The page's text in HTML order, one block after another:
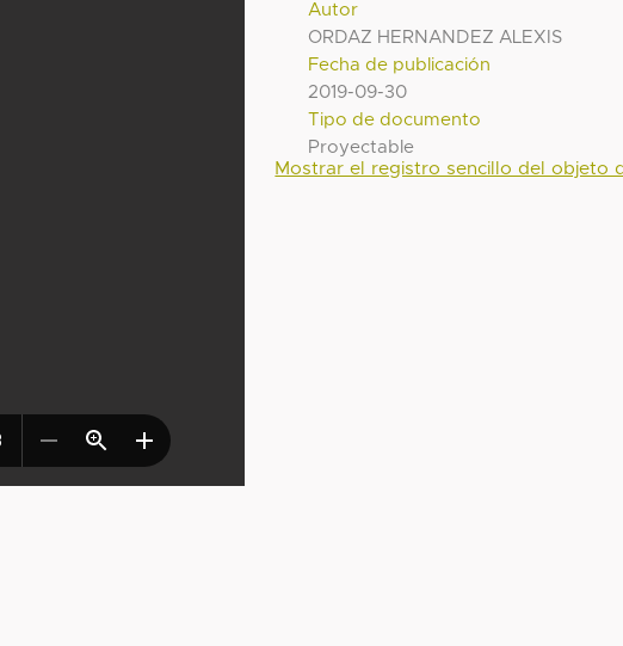
Autor
ORDAZ HERNANDEZ ALEXIS
Fecha de publicación
2019-09-30
Tipo de documento
Proyectable
Mostrar el registro sencillo del objeto